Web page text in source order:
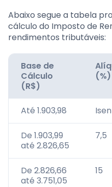
Abaixo segue a tabela
cálculo do Imposto de
rendimentos tributáveis:
Base de
Cálculo
(R$)
(%)
Até 1.903,98
De 1.903,99
até 2.826,65
7,5
De 2.826,66
até 3.751,05
15